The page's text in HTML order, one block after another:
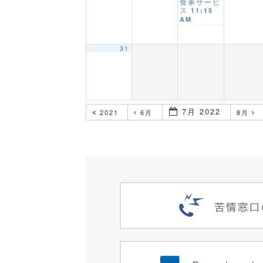
ス 11:15
AM
31
2021 6月 7月 2022 8月